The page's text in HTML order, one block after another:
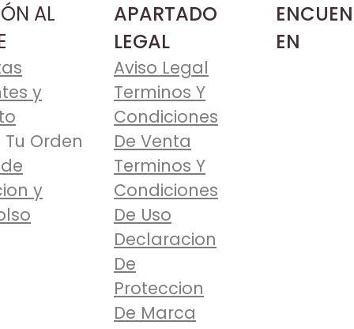
AL
y
Orden
y
APARTADO
LEGAL
Aviso Legal
Terminos Y
Condiciones
De Venta
Terminos Y
Condiciones
De Uso
Declaracion
De
Proteccion
De Marca
EN